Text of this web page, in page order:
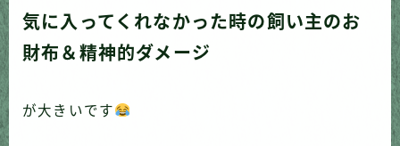
気に入ってくれなかった時の飼い主のお
財布＆精神的ダメージ
が大きいです